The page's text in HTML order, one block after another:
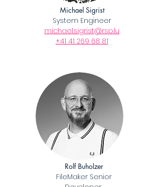
Michael Sigrist
System Engineer
michael.sigrist@rsp.lu
​+41 41 269 68 81
Rolf Buholzer
FileMaker Senior